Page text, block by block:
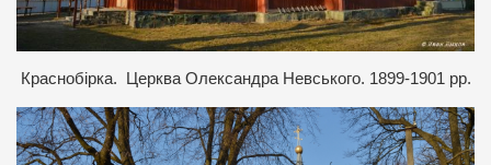
Краснобірка. Церква Олександра Невського. 1899-1901 рр.